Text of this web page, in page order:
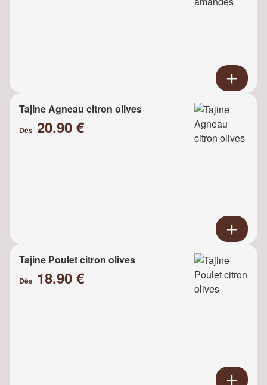
Tajine Agneau citron olives
Dès 20.90 €
Tajine Poulet citron olives
Dès 18.90 €